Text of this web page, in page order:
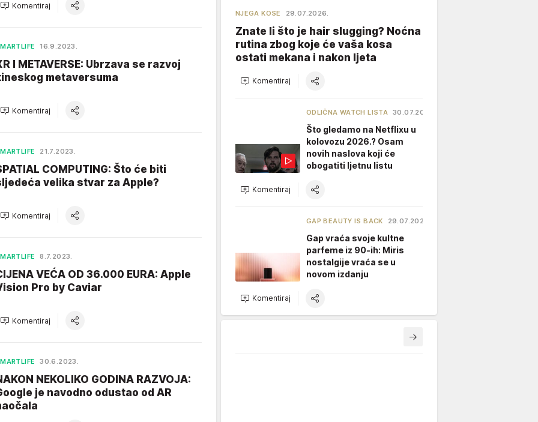
Komentiraj
16.9.2023.
I METAVERSE: Ubrzava se razvoj
metaversuma
Komentiraj
21.7.2023.
COMPUTING: Što će biti
velika stvar za Apple?
Komentiraj
8.7.2023.
VEĆA OD 36.000 EURA: Apple
Pro by Caviar
Komentiraj
30.6.2023.
NEKOLIKO GODINA RAZVOJA:
je navodno odustao od AR
NJEGA KOSE 29.07.2026.
Znate li što je hair slugging? Noćna
rutina zbog koje će vaša kosa
ostati mekana i nakon ljeta
Komentiraj
ODLIČNA WATCH LISTA 30.07.2026.
Što gledamo na Netflixu u
kolovozu 2026.? Osam
novih naslova koji će
obogatiti ljetnu listu
Komentiraj
GAP BEAUTY IS BACK 29.07.2026.
Gap vraća svoje kultne
parfeme iz 90-ih: Miris
nostalgije vraća se u
novom izdanju
Komentiraj